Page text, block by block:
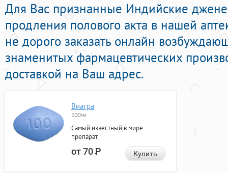
Для Вас признанные Индийские
продления полового акта в нашей
не дорого заказать онлайн
знаменитых фармацевтических
доставкой на Ваш адрес.
Виагра
100мг
Самый известный в мире
препарат
от 70Р Купить